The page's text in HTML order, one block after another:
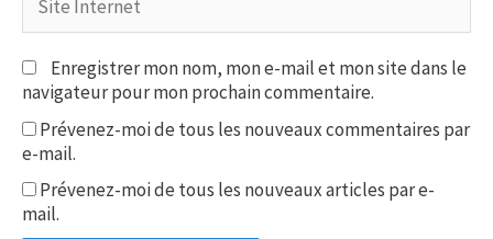
Internet
Enregistrer mon nom, mon e-mail et mon site dans le
navigateur pour mon prochain commentaire.
Prévenez-moi de tous les nouveaux commentaires par
e-mail.
Prévenez-moi de tous les nouveaux articles par e-
mail.